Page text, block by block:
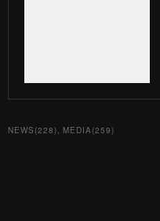
NEWS (228) MEDIA(259)